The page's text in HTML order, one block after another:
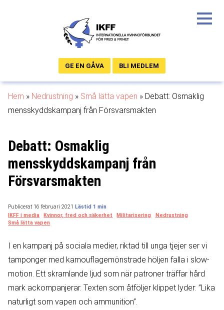
BLI MEDLEM
GE EN GÅVA
Hem » Nedrustning » Små lätta vapen » Debatt: Osmaklig
mensskyddskampanj från Försvarsmakten
Debatt: Osmaklig
mensskyddskampanj från
Försvarsmakten
Publicerat 16 februari 2021
IKFF i media
Kvinnor, fred och säkerhet Militarisering
Nedrustning
Små lätta vapen
I en kampanj på sociala medier, riktad till unga tjejer ser vi
tamponger med kamouflagemönstrade höljen falla i slow-
motion. Ett skramlande ljud som när patroner träffar hård
mark ackompanjerar. Texten som åtföljer klippet lyder: ”Lika
naturligt som vapen och ammunition”.